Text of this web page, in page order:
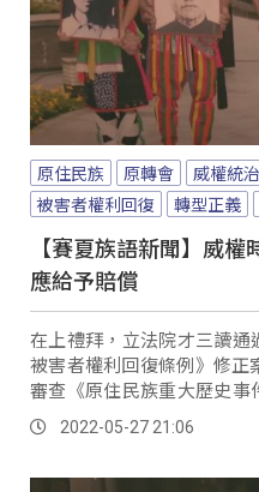
原住民族 原轉會 威權統
被害者權利回復
轉型正義
【賽夏族語新聞】威
應給予賠償
在上禮拜，立法院才三讀
被害者權利回復條例》修正
審查《原住民族重大歷史事
出，總統府原轉會設置要點
中，針對原住民族受侵害、
2022-05-27 21:06